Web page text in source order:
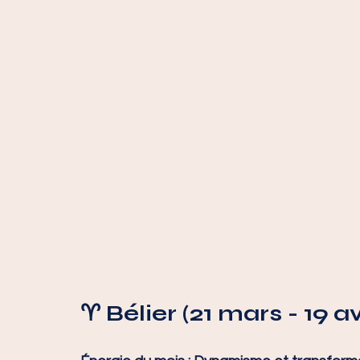
♈ Bélier (21 mars - 19